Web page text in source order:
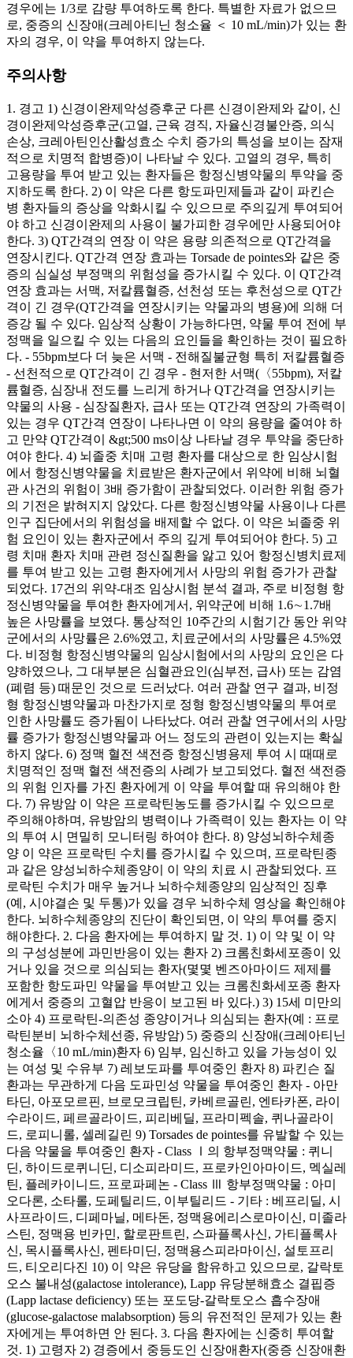
경우에는 1/3로 감량 투여하도록 한다. 특별한 자료가 없으므
로, 중증의 신장애(크레아티닌 청소율 ＜ 10 mL/min)가 있는 환
자의 경우, 이 약을 투여하지 않는다.
주의사항
1. 경고 1) 신경이완제악성증후군 다른 신경이완제와 같이, 신
경이완제악성증후군(고열, 근육 경직, 자율신경불안증, 의식
손상, 크레아틴인산활성효소 수치 증가의 특성을 보이는 잠재
적으로 치명적 합병증)이 나타날 수 있다. 고열의 경우, 특히
고용량을 투여 받고 있는 환자들은 항정신병약물의 투약을 중
지하도록 한다. 2) 이 약은 다른 항도파민제들과 같이 파킨슨
병 환자들의 증상을 악화시킬 수 있으므로 주의깊게 투여되어
야 하고 신경이완제의 사용이 불가피한 경우에만 사용되어야
한다. 3) QT간격의 연장 이 약은 용량 의존적으로 QT간격을
연장시킨다. QT간격 연장 효과는 Torsade de pointes와 같은 중
증의 심실성 부정맥의 위험성을 증가시킬 수 있다. 이 QT간격
연장 효과는 서맥, 저칼륨혈증, 선천성 또는 후천성으로 QT간
격이 긴 경우(QT간격을 연장시키는 약물과의 병용)에 의해 더
증강 될 수 있다. 임상적 상황이 가능하다면, 약물 투여 전에 부
정맥을 일으킬 수 있는 다음의 요인들을 확인하는 것이 필요하
다. - 55bpm보다 더 늦은 서맥 - 전해질불균형 특히 저칼륨혈증
- 선천적으로 QT간격이 긴 경우 - 현저한 서맥(〈55bpm), 저칼
륨혈증, 심장내 전도를 느리게 하거나 QT간격을 연장시키는
약물의 사용 - 심장질환자, 급사 또는 QT간격 연장의 가족력이
있는 경우 QT간격 연장이 나타나면 이 약의 용량을 줄여야 하
고 만약 QT간격이 &gt;500 ms이상 나타날 경우 투약을 중단하
여야 한다. 4) 뇌졸중 치매 고령 환자를 대상으로 한 임상시험
에서 항정신병약물을 치료받은 환자군에서 위약에 비해 뇌혈
관 사건의 위험이 3배 증가함이 관찰되었다. 이러한 위험 증가
의 기전은 밝혀지지 않았다. 다른 항정신병약물 사용이나 다른
인구 집단에서의 위험성을 배제할 수 없다. 이 약은 뇌졸중 위
험 요인이 있는 환자군에서 주의 깊게 투여되어야 한다. 5) 고
령 치매 환자 치매 관련 정신질환을 앓고 있어 항정신병치료제
를 투여 받고 있는 고령 환자에게서 사망의 위험 증가가 관찰
되었다. 17건의 위약-대조 임상시험 분석 결과, 주로 비정형 항
정신병약물을 투여한 환자에게서, 위약군에 비해 1.6∼1.7배
높은 사망률을 보였다. 통상적인 10주간의 시험기간 동안 위약
군에서의 사망률은 2.6%였고, 치료군에서의 사망률은 4.5%였
다. 비정형 항정신병약물의 임상시험에서의 사망의 요인은 다
양하였으나, 그 대부분은 심혈관요인(심부전, 급사) 또는 감염
(폐렴 등) 때문인 것으로 드러났다. 여러 관찰 연구 결과, 비정
형 항정신병약물과 마찬가지로 정형 항정신병약물의 투여로
인한 사망률도 증가됨이 나타났다. 여러 관찰 연구에서의 사망
률 증가가 항정신병약물과 어느 정도의 관련이 있는지는 확실
하지 않다. 6) 정맥 혈전 색전증 항정신병용제 투여 시 때때로
치명적인 정맥 혈전 색전증의 사례가 보고되었다. 혈전 색전증
의 위험 인자를 가진 환자에게 이 약을 투여할 때 유의해야 한
다. 7) 유방암 이 약은 프로락틴농도를 증가시킬 수 있으므로
주의해야하며, 유방암의 병력이나 가족력이 있는 환자는 이 약
의 투여 시 면밀히 모니터링 하여야 한다. 8) 양성뇌하수체종
양 이 약은 프로락틴 수치를 증가시킬 수 있으며, 프로락틴종
과 같은 양성뇌하수체종양이 이 약의 치료 시 관찰되었다. 프
로락틴 수치가 매우 높거나 뇌하수체종양의 임상적인 징후
(예, 시야결손 및 두통)가 있을 경우 뇌하수체 영상을 확인해야
한다. 뇌하수체종양의 진단이 확인되면, 이 약의 투여를 중지
해야한다. 2. 다음 환자에는 투여하지 말 것. 1) 이 약 및 이 약
의 구성성분에 과민반응이 있는 환자 2) 크롬친화세포종이 있
거나 있을 것으로 의심되는 환자(몇몇 벤즈아마이드 제제를
포함한 항도파민 약물을 투여받고 있는 크롬친화세포종 환자
에게서 중증의 고혈압 반응이 보고된 바 있다.) 3) 15세 미만의
소아 4) 프로락틴-의존성 종양이거나 의심되는 환자(예 : 프로
락틴분비 뇌하수체선종, 유방암) 5) 중증의 신장애(크레아티닌
청소율〈10 mL/min)환자 6) 임부, 임신하고 있을 가능성이 있
는 여성 및 수유부 7) 레보도파를 투여중인 환자 8) 파킨슨 질
환과는 무관하게 다음 도파민성 약물을 투여중인 환자 - 아만
타딘, 아포모르핀, 브로모크립틴, 카베르골린, 엔타카폰, 라이
수라이드, 페르골라이드, 피리베딜, 프라미펙솔, 퀴나골라이
드, 로피니롤, 셀레길린 9) Torsades de pointes를 유발할 수 있는
다음 약물을 투여중인 환자 - Class Ⅰ의 항부정맥약물 : 퀴니
딘, 하이드로퀴니딘, 디소피라미드, 프로카인아마이드, 멕실레
틴, 플레카이니드, 프로파페논 - Class Ⅲ 항부정맥약물 : 아미
오다론, 소타롤, 도페틸리드, 이부틸리드 - 기타 : 베프리딜, 시
사프라이드, 디페마닐, 메타돈, 정맥용에리스로마이신, 미졸라
스틴, 정맥용 빈카민, 할로판트린, 스파플록사신, 가티플록사
신, 목시플록사신, 펜타미딘, 정맥용스피라마이신, 설토프리
드, 티오리다진 10) 이 약은 유당을 함유하고 있으므로, 갈락토
오스 불내성(galactose intolerance), Lapp 유당분해효소 결핍증
(Lapp lactase deficiency) 또는 포도당-갈락토오스 흡수장애
(glucose-galactose malabsorption) 등의 유전적인 문제가 있는 환
자에게는 투여하면 안 된다. 3. 다음 환자에는 신중히 투여할
것. 1) 고령자 2) 경증에서 중등도인 신장애환자(중증 신장애환